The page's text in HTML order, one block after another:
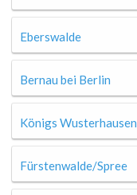
Eberswalde
Bernau bei Berlin
Königs Wusterhausen
Fürstenwalde/Spree